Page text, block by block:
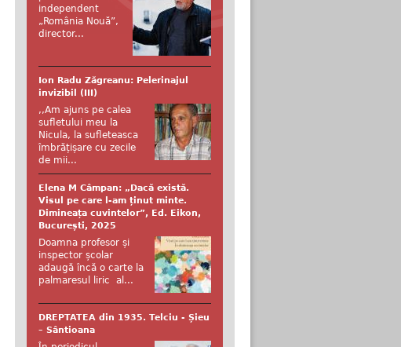
independent
„România Nouă”,
director...
Ion Radu Zăgreanu: Pelerinajul
invizibil (III)
,,Am ajuns pe calea
sufletului meu la
Nicula, la sufleteasca
îmbrățișare cu zecile
de mii...
Elena M Câmpan: „Dacă există.
Visul pe care l-am ținut minte.
Dimineața cuvintelor”, Ed. Eikon,
București, 2025
Doamna profesor și
inspector școlar
adaugă încă o carte la
palmaresul liric al...
DREPTATEA din 1935. Telciu - Șieu
– Sântioana